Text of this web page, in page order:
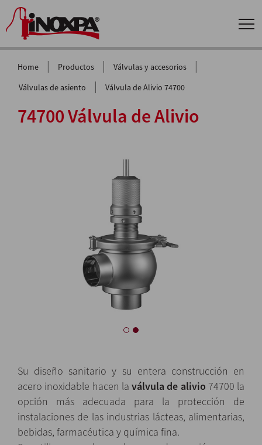
Home | Productos | Válvulas y accesorios |
Válvulas de asiento | Válvula de Alivio 74700
74700 Válvula de Alivio
Su diseño sanitario y su entera construcción en
acero inoxidable hacen la válvula de alivio 74700 la
opción más adecuada para la protección de
instalaciones de las industrias lácteas, alimentarias,
bebidas, farmacéutica y química fina.